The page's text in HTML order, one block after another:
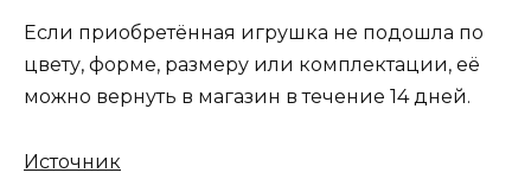
Если приобретённая игрушка не подошла по
цвету, форме, размеру или комплектации, её
можно вернуть в магазин в течение 14 дней.
Источник